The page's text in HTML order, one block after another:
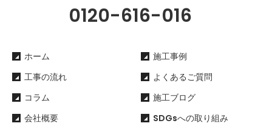
0120-616-016
ホーム
施工事例
工事の流れ
よくあるご質問
コラム
施工ブログ
会社概要
SDGsへの取り組み